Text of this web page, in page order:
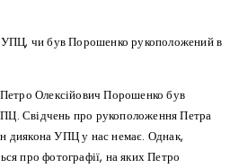
УПЦ, чи був Порошенко рукоположений в
Олексійович Порошенко був
Свідчень про рукоположення Петра
диякона УПЦ у нас немає. Однак,
про фотографії, на яких Петро